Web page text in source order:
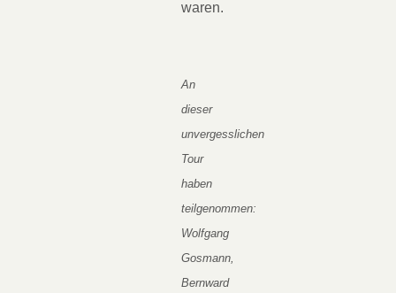
waren.
An
dieser
unvergesslichen
Tour
haben
teilgenommen:
Wolfgang
Gosmann,
Bernward